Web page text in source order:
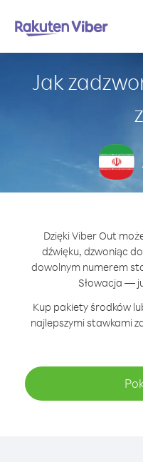
Jak
Dzięki Viber Out
dźwięku, dzwoniąc
dowolnym numerem
Słowacja —
Kup pakiety środków
najlepszymi stawkami